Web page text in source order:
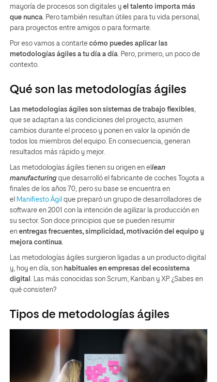
mayoría de procesos son digitales y el talento importa más
que nunca. Pero también resultan útiles para tu vida personal,
para proyectos entre amigos o para formarte.
Por eso vamos a contarte cómo puedes aplicar las
metodologías ágiles a tu día a día. Pero, primero, un poco de
contexto.
Qué son las metodologías ágiles
Las metodologías ágiles son sistemas de trabajo flexibles,
que se adaptan a las condiciones del proyecto, asumen
cambios durante el proceso y ponen en valor la opinión de
todos los miembros del equipo. En consecuencia, generan
resultados más rápido y mejor.
Las metodologías ágiles tienen su origen en el lean
manufacturing que desarrolló el fabricante de coches Toyota a
finales de los años 70, pero su base se encuentra en
el Manifiesto Ágil que preparó un grupo de desarrolladores de
software en 2001 con la intención de agilizar la producción en
su sector. Son doce principios que se pueden resumir
en entregas frecuentes, simplicidad, motivación del equipo y
mejora continua.
Las metodologías ágiles surgieron ligadas a un producto digital
y, hoy en día, son habituales en empresas del ecosistema
digital . Las más conocidas son Scrum, Kanban y XP. ¿Sabes en
qué consisten?
Tipos de metodologías ágiles